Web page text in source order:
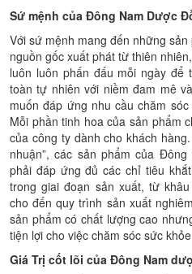
Sứ mệnh của Đông Nam Dược
Với sứ mệnh mang đến những
nguồn gốc xuất phát từ thiên
luôn luôn phấn đấu mỗi ngày để
toàn tự nhiên với niềm đam mê
muốn đáp ứng nhu cầu chăm
Mỗi phần tinh hoa của sản phẩm
của công ty dành cho khách
nhuận”, các sản phẩm của
phải đáp ứng đủ các chỉ tiêu
trong giai đoạn sản xuất, từ
cho đến quy trình sản xuất
sản phẩm có chất lượng cao
tiện lợi cho việc chăm sóc sức
Giá Trị cốt lõi của Đông Nam